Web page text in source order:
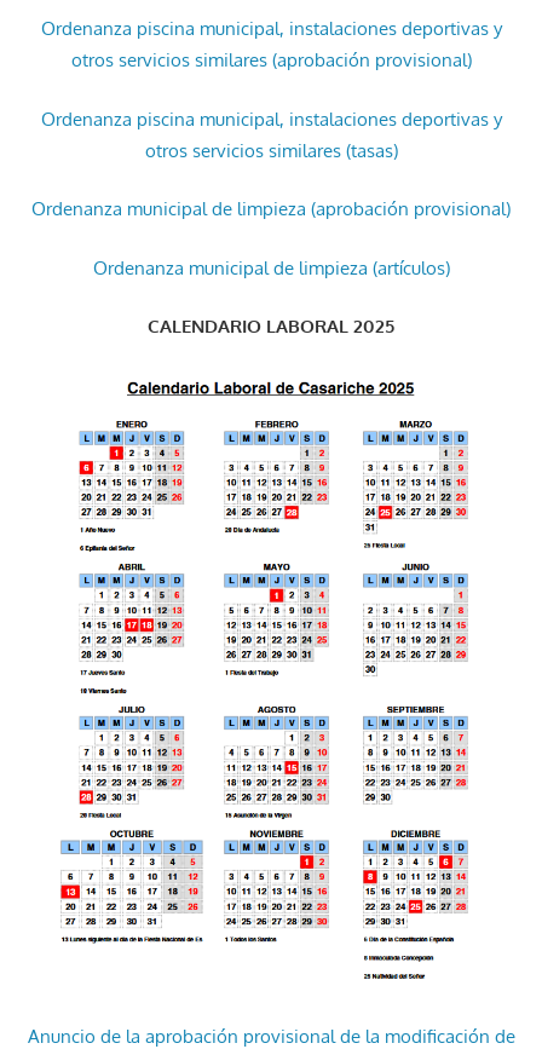
Ordenanza piscina municipal, instalaciones deportivas y
otros servicios similares (aprobación provisional)
Ordenanza piscina municipal, instalaciones deportivas y
otros servicios similares (tasas)
Ordenanza municipal de limpieza (aprobación provisional)
Ordenanza municipal de limpieza (artículos)
CALENDARIO LABORAL 2025
Anuncio de la aprobación provisional de la modificación de